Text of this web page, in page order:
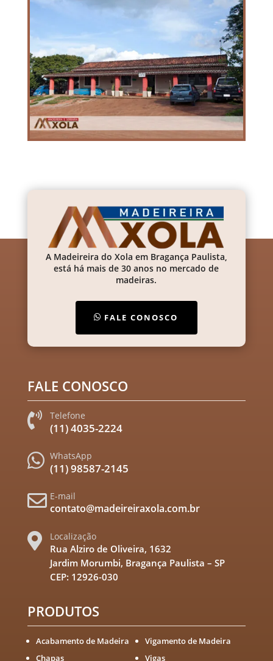
A Madeireira do Xola em Bragança Paulista,
está há mais de 30 anos no mercado de
madeiras.
FALE CONOSCO
FALE CONOSCO
 Telefone
(11) 4035-2224
 WhatsApp
(11) 98587-2145
 E-mail
contato@madeireiraxola.com.br
 Localização
Rua Alziro de Oliveira, 1632
Jardim Morumbi, Bragança Paulista – SP
CEP: 12926-030
PRODUTOS
Acabamento de Madeira
Chapas
Vigamento de Madeira
Vigas